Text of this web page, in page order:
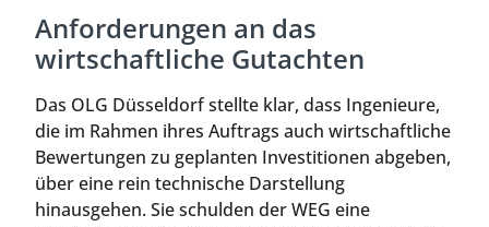
Anforderungen an das
wirtschaftliche Gutachten
Das OLG Düsseldorf stellte klar, dass Ingenieure,
die im Rahmen ihres Auftrags auch wirtschaftliche
Bewertungen zu geplanten Investitionen abgeben,
über eine rein technische Darstellung
hinausgehen. Sie schulden der WEG eine